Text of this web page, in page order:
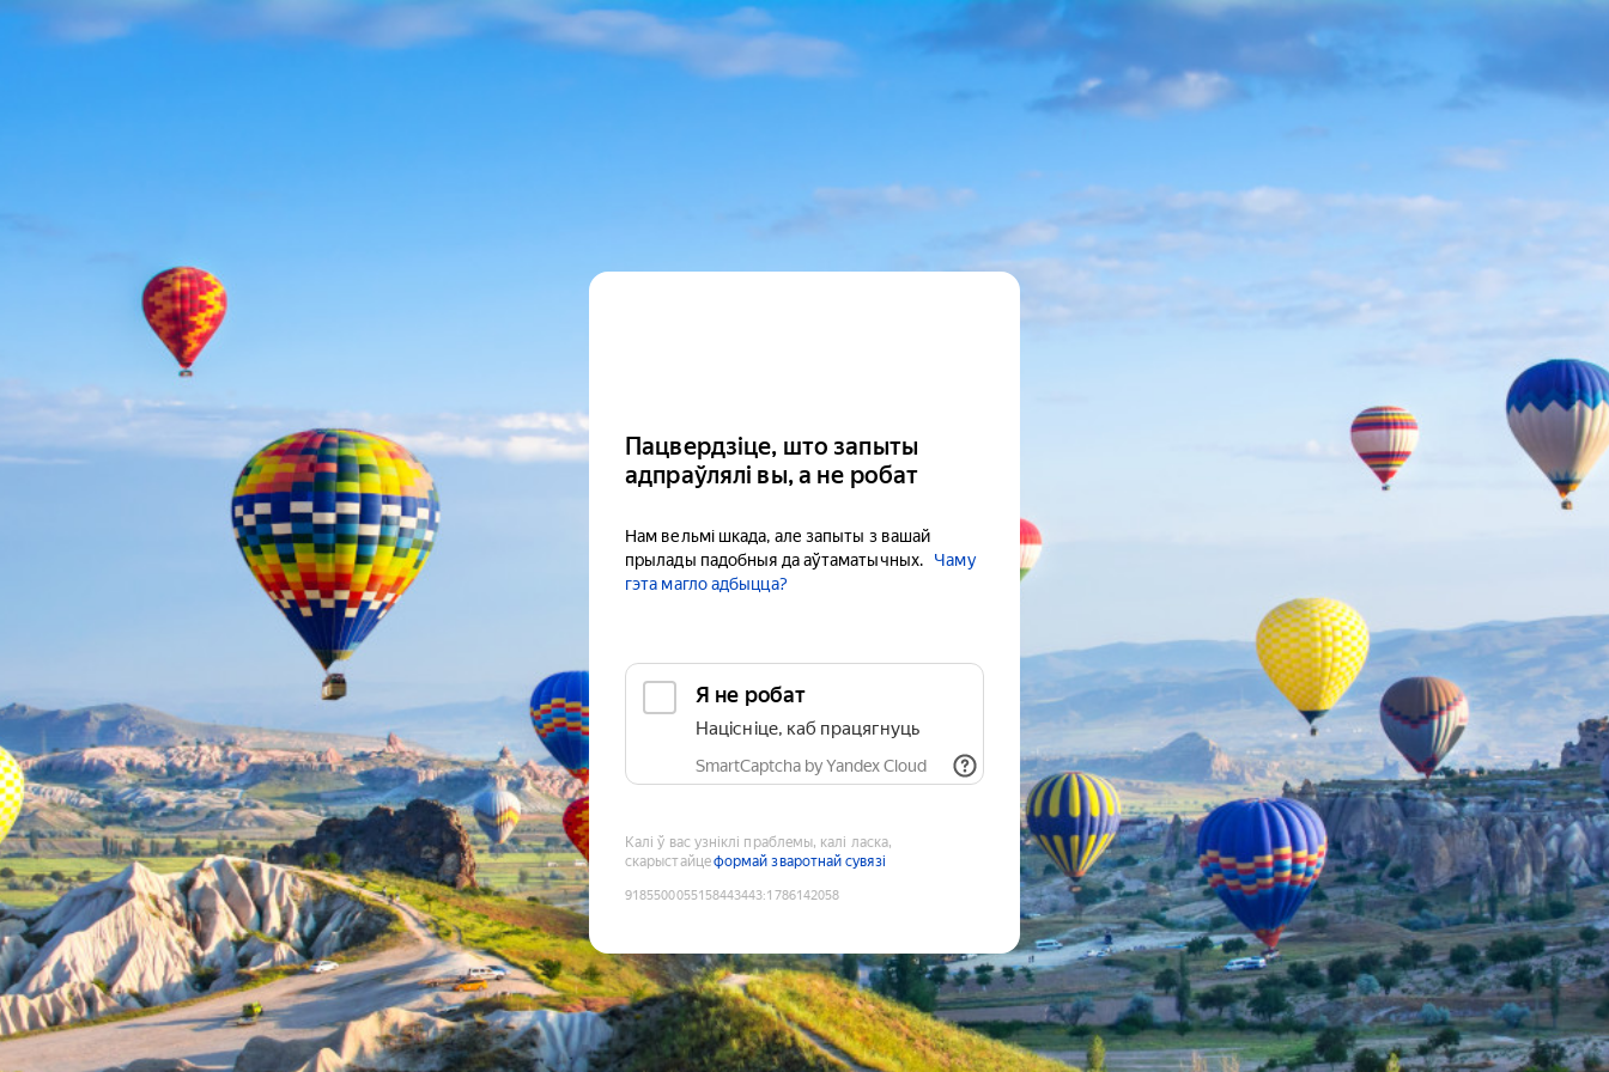
Пацвердзіце, што запыты
адпраўлялі вы, а не робат
Нам вельмі шкада, але запыты з вашай
прылады падобныя да аўтаматычных.
Чаму
гэта магло адбыцца?
Я не робат
Націсніце, каб працягнуць
SmartCaptcha by Yandex Cloud
Калі ў вас узніклі праблемы, калі ласка,
скарыстайцеформай зваротнай сувязі
9185500055158443443:1786142058